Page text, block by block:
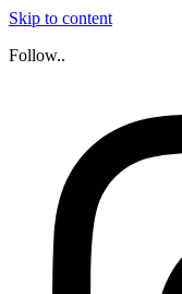
Skip to content
Follow..